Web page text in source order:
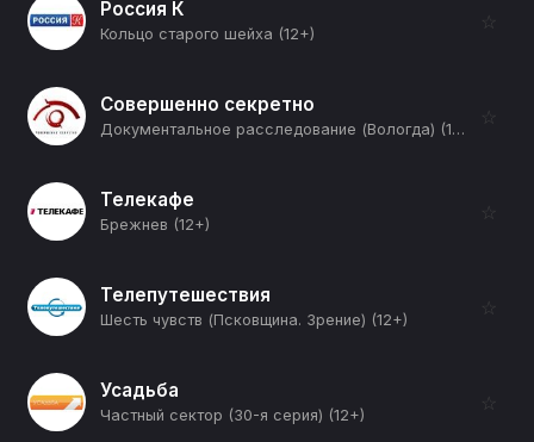
Россия К
Кольцо старого шейха (12+)
☆
Совершенно секретно
Документальное расследование (Вологда) (12+)
☆
Телекафе
Брежнев (12+)
☆
Телепутешествия
Шесть чувств (Псковщина. Зрение) (12+)
☆
Усадьба
Частный сектор (30-я серия) (12+)
☆